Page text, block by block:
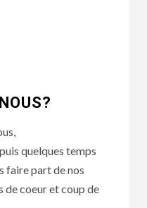
quelques temps
faire part de nos
de coeur et coup de